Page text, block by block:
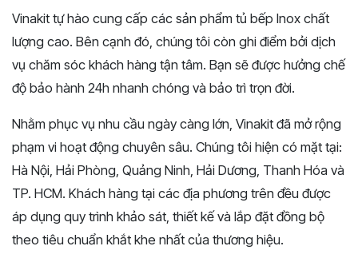
Vinakit tự hào cung cấp các sản phẩm tủ bếp Inox chất
lượng cao. Bên cạnh đó, chúng tôi còn ghi điểm bởi dịch
vụ chăm sóc khách hàng tận tâm. Bạn sẽ được hưởng chế
độ bảo hành 24h nhanh chóng và bảo trì trọn đời.
Nhằm phục vụ nhu cầu ngày càng lớn, Vinakit đã mở rộng
phạm vi hoạt động chuyên sâu. Chúng tôi hiện có mặt tại:
Hà Nội, Hải Phòng, Quảng Ninh, Hải Dương, Thanh Hóa và
TP. HCM. Khách hàng tại các địa phương trên đều được
áp dụng quy trình khảo sát, thiết kế và lắp đặt đồng bộ
theo tiêu chuẩn khắt khe nhất của thương hiệu.